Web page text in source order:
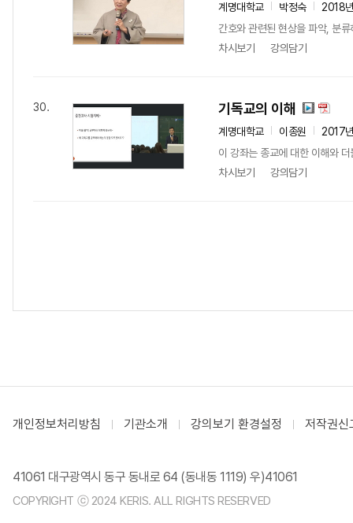
계명대학교 박정숙
2018
간호와 관련된 현상을 파악, 분
차시보기
강의담기
30. 기독교의 이해
계명대학교 이종원
2017
이 강좌는 종교에 대한 이해와
차시보기
강의담기
개인정보처리방침 기관소개 강의보기 환경설정 저작권신
41061 대구광역시 동구 동내로 64 (동내동 1119) 우)41061
COPYRIGHT ⓒ 2024 KERIS. ALL RIGHTS RESERVED